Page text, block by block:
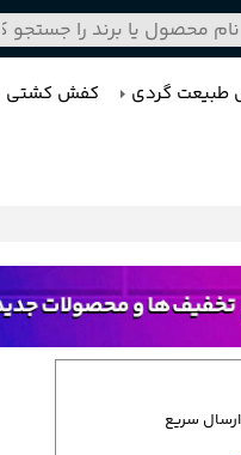
گردی کفش کشتی
سریع